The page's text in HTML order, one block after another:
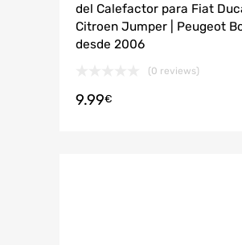
del Calefactor para Fiat
Citroen Jumper | Peugeot
desde 2006
(0 reviews)
9.99€